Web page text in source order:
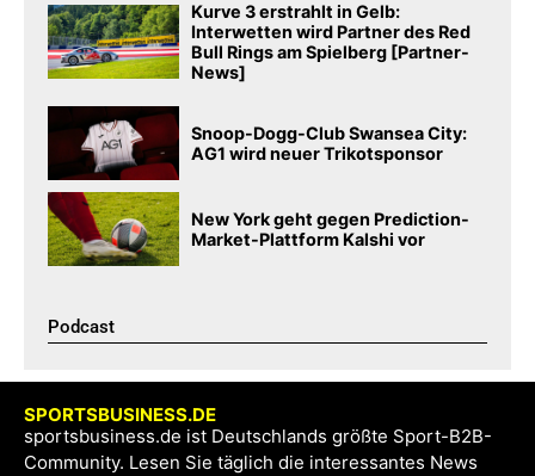
Kurve 3 erstrahlt in Gelb:
Interwetten wird Partner des Red
Bull Rings am Spielberg [Partner-
News]
Snoop-Dogg-Club Swansea City:
AG1 wird neuer Trikotsponsor
New York geht gegen Prediction-
Market-Plattform Kalshi vor
Podcast​
SPORTSBUSINESS.DE
sportsbusiness.de ist Deutschlands größte Sport-B2B-
Community. Lesen Sie täglich die interessantes News